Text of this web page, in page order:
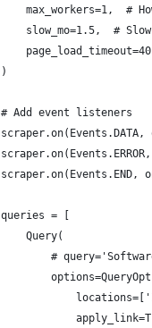
max_workers=1,  #
slow_mo=1.5,  #
)
# Add event listeners
scraper.on(Events.DATA,
scraper.on(Events.END,
queries = [
    Query(
#